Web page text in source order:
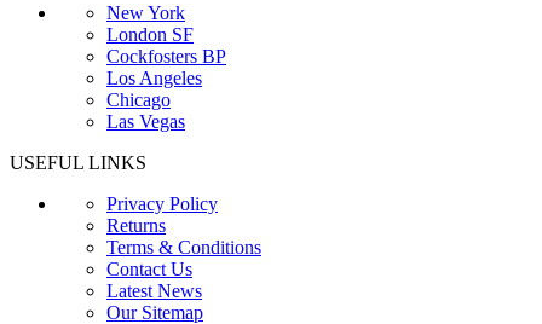
New York
London SF
Cockfosters BP
Los Angeles
Chicago
Las Vegas
USEFUL LINKS
Privacy Policy
Returns
Terms & Conditions
Contact Us
Latest News
Our Sitemap